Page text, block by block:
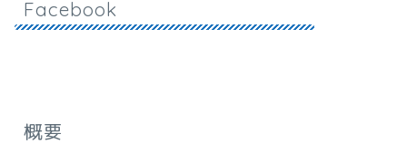
Facebook
概要